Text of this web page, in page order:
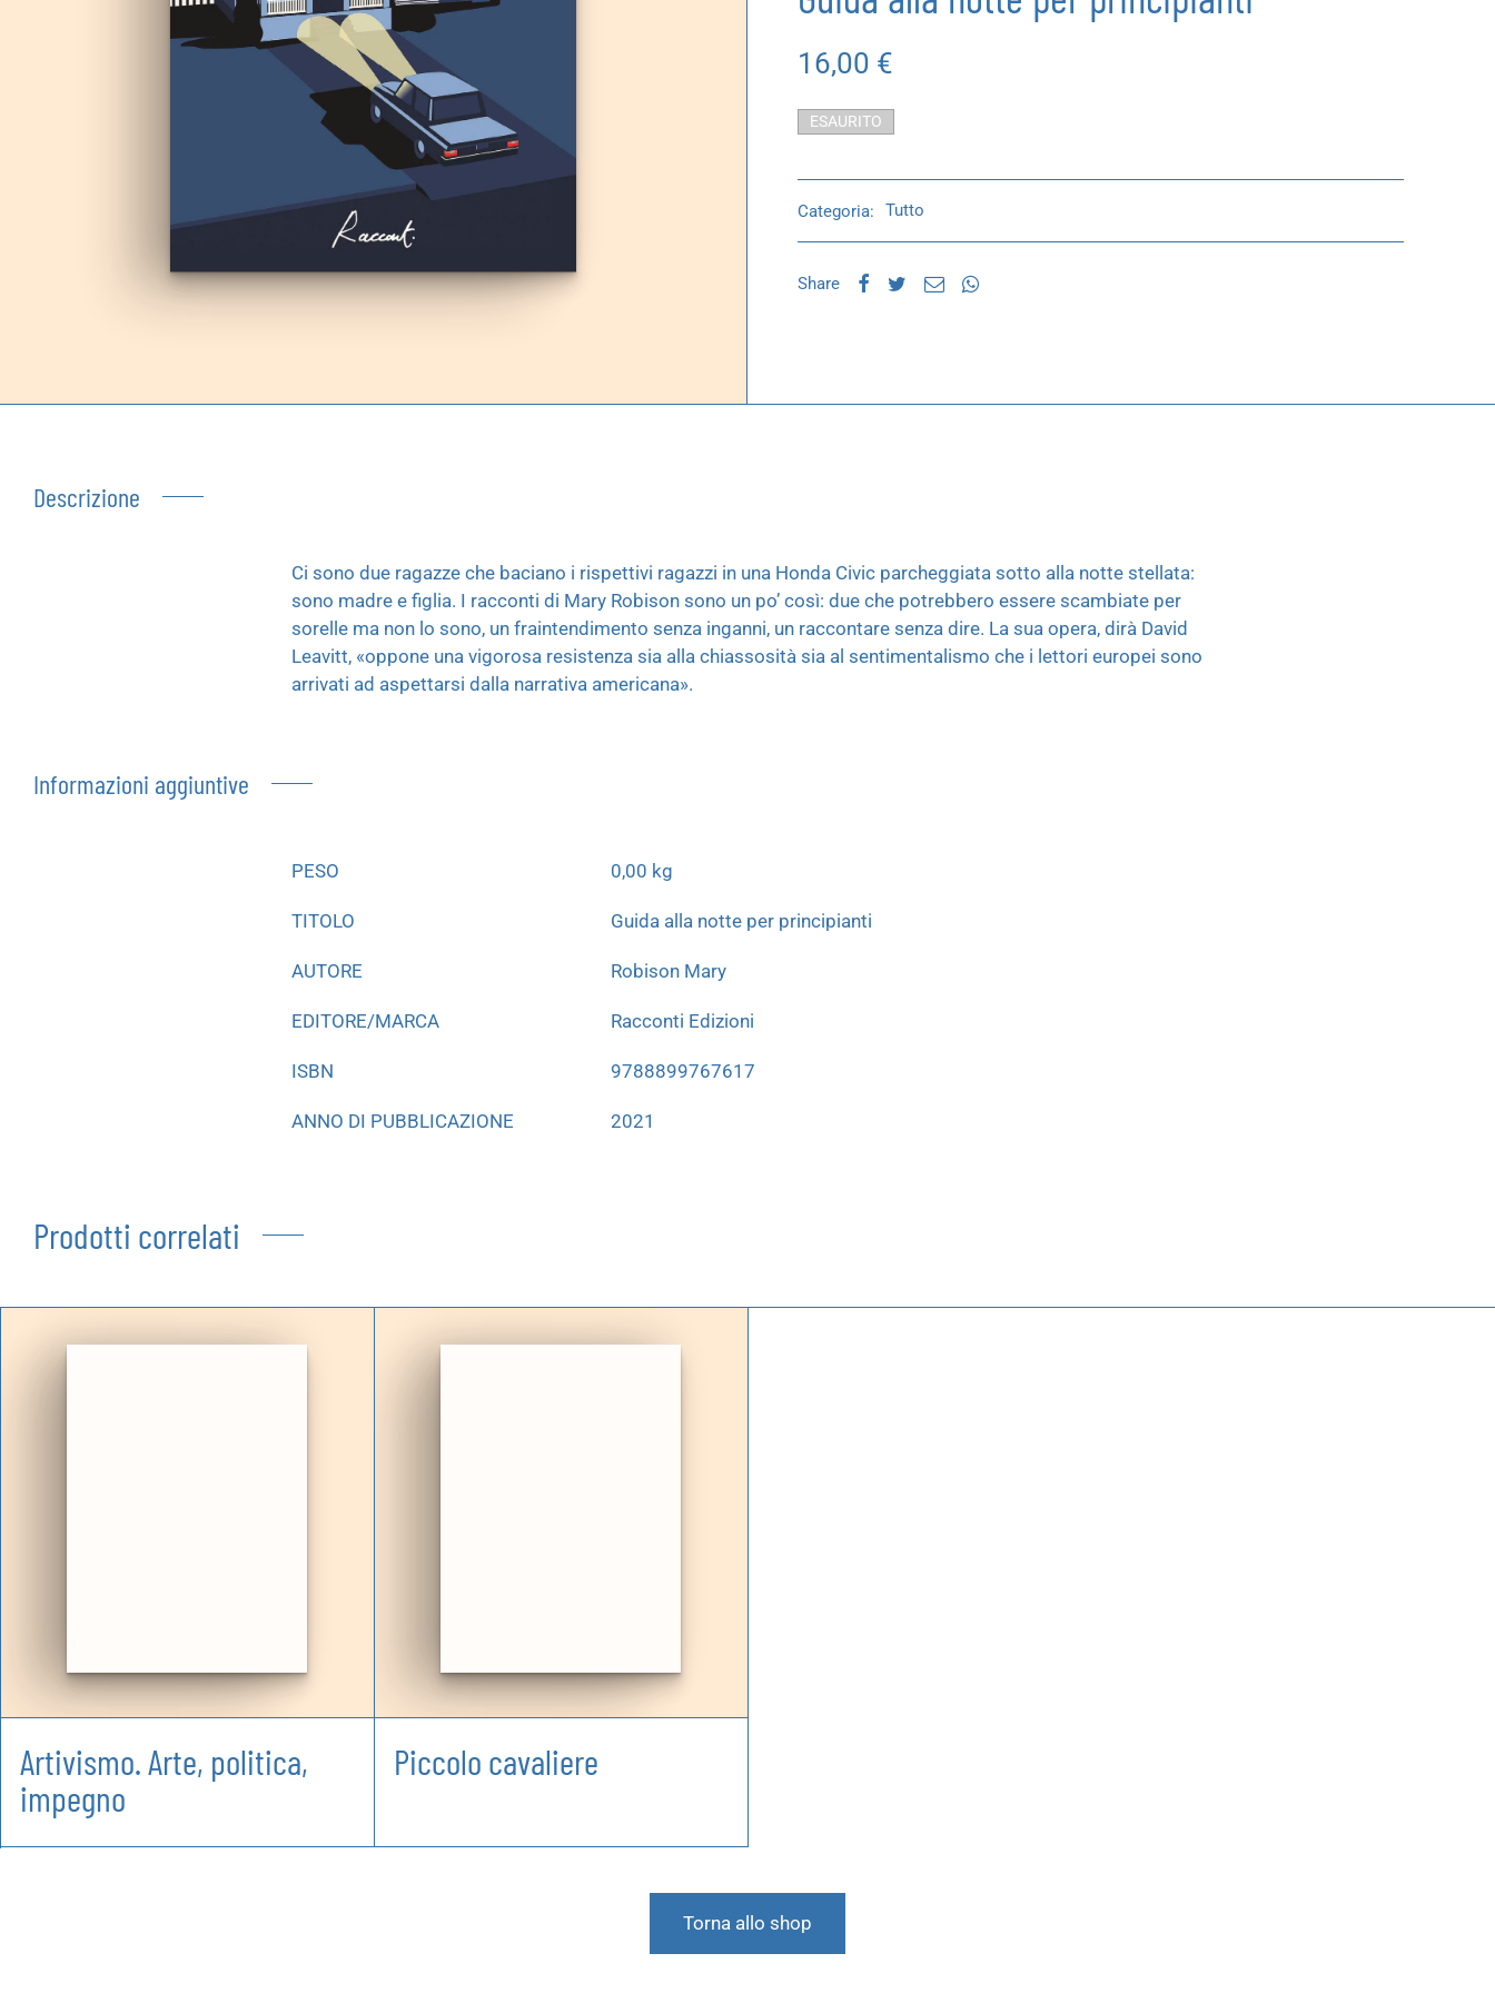
16,00 €
ESAURITO
Categoria: Tutto
Share
Descrizione
Ci sono due ragazze che baciano i rispettivi ragazzi in una Honda Civic parcheggiata sotto alla notte stellata:
sono madre e figlia. I racconti di Mary Robison sono un po’ così: due che potrebbero essere scambiate per
sorelle ma non lo sono, un fraintendimento senza inganni, un raccontare senza dire. La sua opera, dirà David
Leavitt, «oppone una vigorosa resistenza sia alla chiassosità sia al sentimentalismo che i lettori europei sono
arrivati ad aspettarsi dalla narrativa americana».
Informazioni aggiuntive
PESO 0,00 kg
TITOLO Guida alla notte per principianti
AUTORE Robison Mary
EDITORE/MARCA Racconti Edizioni
ISBN 9788899767617
ANNO DI PUBBLICAZIONE 2021
Prodotti correlati
Artivismo. Arte, politica,
impegno
Piccolo cavaliere
Torna allo shop